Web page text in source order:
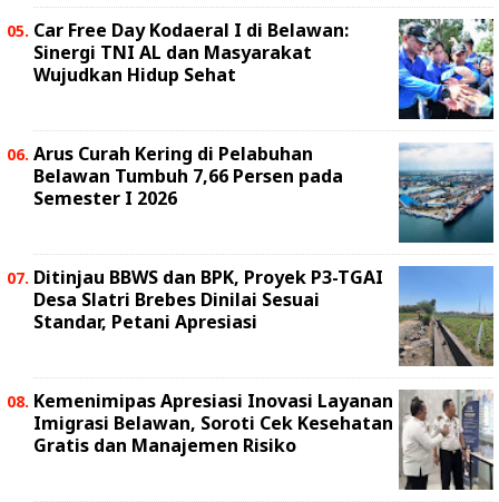
Car Free Day Kodaeral I di Belawan:
Sinergi TNI AL dan Masyarakat
Wujudkan Hidup Sehat
Arus Curah Kering di Pelabuhan
Belawan Tumbuh 7,66 Persen pada
Semester I 2026
Ditinjau BBWS dan BPK, Proyek P3-TGAI
Desa Slatri Brebes Dinilai Sesuai
Standar, Petani Apresiasi
Kemenimipas Apresiasi Inovasi Layanan
Imigrasi Belawan, Soroti Cek Kesehatan
Gratis dan Manajemen Risiko